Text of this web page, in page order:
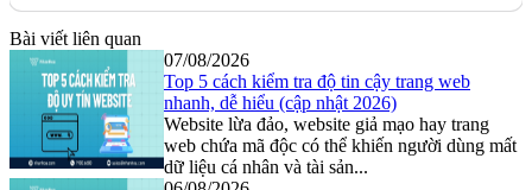
Bài viết liên quan
07/08/2026
Top 5 cách kiểm tra độ tin cậy trang web
nhanh, dễ hiểu (cập nhật 2026)
Website lừa đảo, website giả mạo hay trang
web chứa mã độc có thể khiến người dùng mất
dữ liệu cá nhân và tài sản...